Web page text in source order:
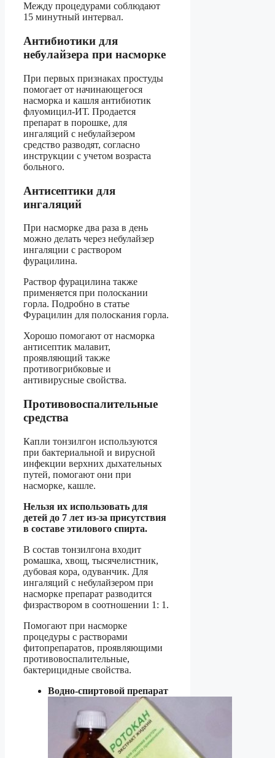
Между процедурами соблюдают
15 минутный интервал.
Антибиотики для
небулайзера при насморке
При первых признаках простуды
помогает от начинающегося
насморка и кашля антибиотик
флуомицил-ИТ. Продается
препарат в порошке, для
ингаляций с небулайзером
средство разводят, согласно
инструкции с учетом возраста
больного.
Антисептики для
ингаляций
При насморке два раза в день
можно делать через небулайзер
ингаляции с раствором
фурацилина.
Раствор фурацилина также
применяется при полоскании
горла. Подробно в статье
Фурацилин для полоскания горла.
Хорошо помогают от насморка
антисептик малавит,
проявляющий также
противогрибковые и
антивирусные свойства.
Противовоспалительные
средства
Капли тонзилгон используются
при бактериальной и вирусной
инфекции верхних дыхательных
путей, помогают они при
насморке, кашле.
Нельзя их использовать для
детей до 7 лет из-за присутствия
в составе этилового спирта.
В состав тонзилгона входит
ромашка, хвощ, тысячелистник,
дубовая кора, одуванчик. Для
ингаляций с небулайзером при
насморке препарат разводится
физраствором в соотношении 1: 1.
Помогают при насморке
процедуры с растворами
фитопрепаратов, проявляющими
противовоспалительные,
бактерицидные свойства.
Водно-спиртовой препарат